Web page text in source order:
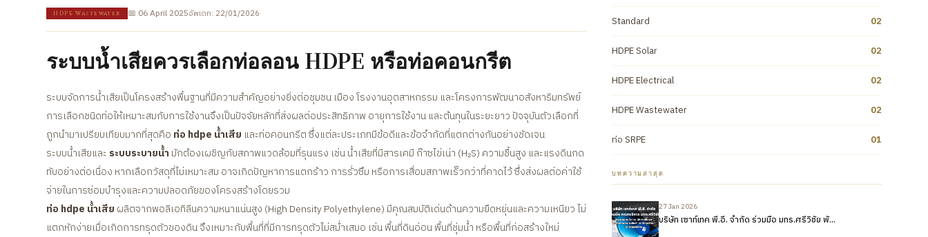
HDPE Wastewater 📅 06 April 2025อัพเดท: 22/01/2026
ระบบน้ำเสียควรเลือกท่อลอน HDPE หรือท่อคอนกรีต
ระบบจัดการน้ำเสียเป็นโครงสร้างพื้นฐานที่มีความสำคัญอย่างยิ่งต่อชุมชน เมือง โรงงานอุตสาหกรรม และโครงการพัฒนาอสังหาริมทรัพย์
การเลือกชนิดท่อให้เหมาะสมกับการใช้งานจึงเป็นปัจจัยหลักที่ส่งผลต่อประสิทธิภาพ อายุการใช้งาน และต้นทุนในระยะยาว ปัจจุบันตัวเลือกที่
ถูกนำมาเปรียบเทียบมากที่สุดคือ ท่อ hdpe น้ำเสีย และท่อคอนกรีต ซึ่งแต่ละประเภทมีข้อดีและข้อจำกัดที่แตกต่างกันอย่างชัดเจน
ระบบน้ำเสียและ ระบบระบายน้ำ มักต้องเผชิญกับสภาพแวดล้อมที่รุนแรง เช่น น้ำเสียที่มีสารเคมี ก๊าซไข่เน่า (H₂S) ความชื้นสูง และแรงดินกด
ทับอย่างต่อเนื่อง หากเลือกวัสดุที่ไม่เหมาะสม อาจเกิดปัญหาการแตกร้าว การรั่วซึม หรือการเสื่อมสภาพเร็วกว่าที่คาดไว้ ซึ่งส่งผลต่อค่าใช้
จ่ายในการซ่อมบำรุงและความปลอดภัยของโครงสร้างโดยรวม
ท่อ hdpe น้ำเสีย ผลิตจากพอลิเอทิลีนความหนาแน่นสูง (High Density Polyethylene) มีคุณสมบัติเด่นด้านความยืดหยุ่นและความเหนียว ไม่
แตกหักง่ายเมื่อเกิดการทรุดตัวของดิน จึงเหมาะกับพื้นที่ที่มีการทรุดตัวไม่สม่ำเสมอ เช่น พื้นที่ดินอ่อน พื้นที่ชุ่มน้ำ หรือพื้นที่ก่อสร้างใหม่
Standard
02
HDPE Solar
02
HDPE Electrical
02
HDPE Wastewater
02
ท่อ SRPE
01
บทความล่าสุด
27 Jan 2026
บริษัท เซาท์เทค พี.อี. จำกัด ร่วมมือ มทร.ศรีวิชัย พั...